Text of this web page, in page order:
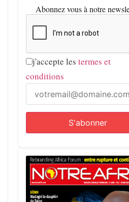
Abonnez vous à notre
j'accepte les termes et
conditions